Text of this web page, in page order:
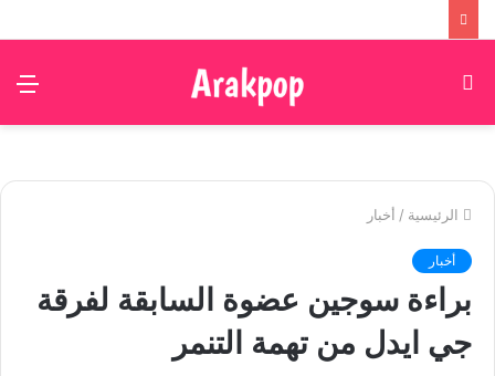
الرئيسية / أخبار
أخبار
براءة سوجين عضوة السابقة لفرقة
جي ايدل من تهمة التنمر